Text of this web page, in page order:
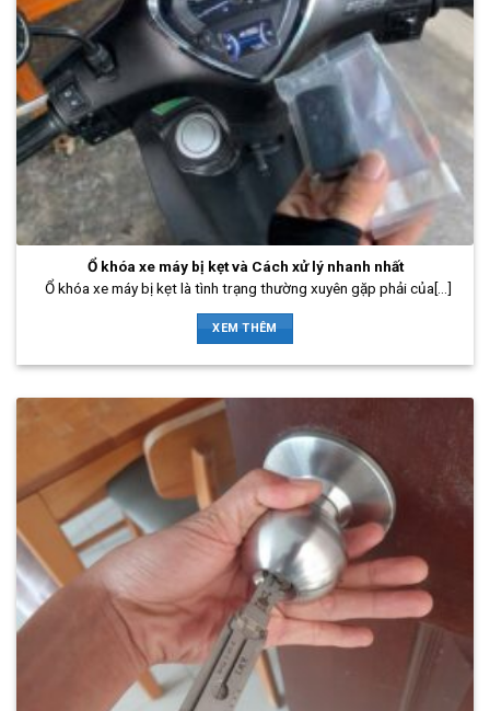
Ổ khóa xe máy bị kẹt và Cách xử lý nhanh nhất
Ổ khóa xe máy bị kẹt là tình trạng thường xuyên gặp phải của[...]
XEM THÊM